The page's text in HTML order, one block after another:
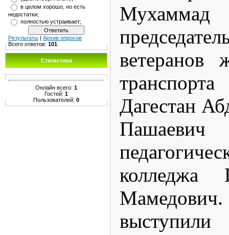
в целом хорошо, но есть
недостатки;
полностью устраивает;
Результаты
Архив опросов
Всего ответов: 101
Статистика
Онлайн всего: 1
Гостей: 1
Пользователей: 0
ветеранов
Дагестан
колледжа